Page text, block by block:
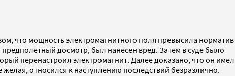
что мощность электромагнитного поля превысила норматив
досмотр, был нанесен вред. Затем в суде было
перенастроил электромагнит. Далее доказано, что он имел
относился к наступлению последствий безразлично.